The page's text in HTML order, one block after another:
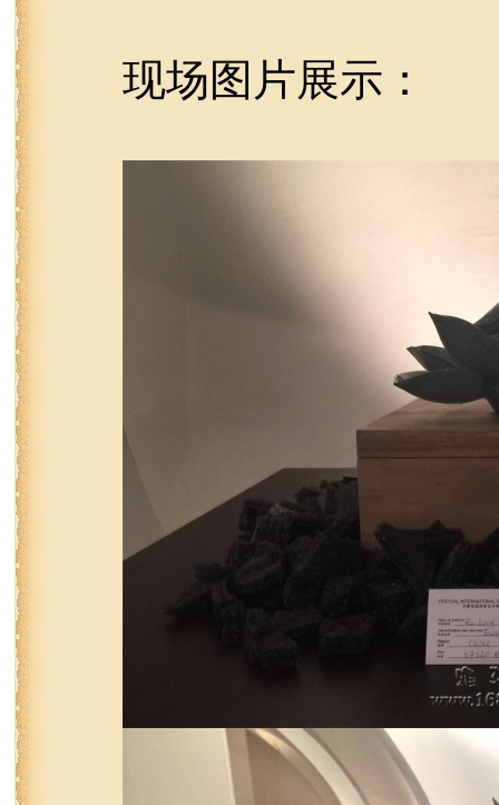
现场图片展示：